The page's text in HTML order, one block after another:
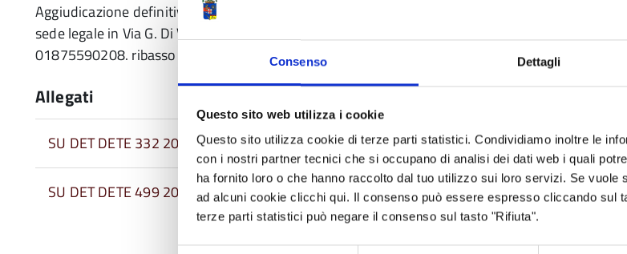
Consenso Dettagli
Questo sito web utilizza i cookie
Questo sito utilizza cookie di terze parti statistici. Condividiamo inoltre le
con i nostri partner tecnici che si occupano di analisi dei dati web i quali
ha fornito loro o che hanno raccolto dal tuo utilizzo sui loro servizi. Se vuole
ad alcuni cookie clicchi qui. Il consenso può essere espresso cliccando sul
terze parti statistici può negare il consenso sul tasto "Rifiuta".
Aggiudicazione definitiva non efficace impresa Mantovani Costruzioni Stradali di Matteo
sede legale in Via G. Di Vittorio n.18/A, 46045 Marmirolo (MN), CF MNTMTT80R21E897M/ PI
01875590208. ribasso offerto 8,43% determinazione dirigenziale n. 499 del 1/06/2023 allegata
Allegati
SU DET DETE 332 2023 04 18
SU DET DETE 499 2023